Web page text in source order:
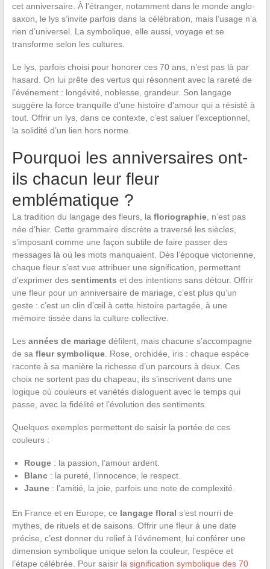
cet anniversaire. À l’étranger, notamment dans le monde anglo-
saxon, le lys s’invite parfois dans la célébration, mais l’usage n’a
rien d’universel. La symbolique, elle aussi, voyage et se
transforme selon les cultures.
Le lys, parfois choisi pour honorer ces 70 ans, n’est pas là par
hasard. On lui prête des vertus qui résonnent avec la rareté de
l’événement : longévité, noblesse, grandeur. Son langage
suggère la force tranquille d’une histoire d’amour qui a résisté à
tout. Offrir un lys, dans ce contexte, c’est saluer l’exceptionnel,
la solidité d’un lien hors norme.
Pourquoi les anniversaires ont-
ils chacun leur fleur
emblématique ?
La tradition du langage des fleurs, la floriographie, n’est pas
née d’hier. Cette grammaire discrète a traversé les siècles,
s’imposant comme une façon subtile de faire passer des
messages là où les mots manquaient. Dès l’époque victorienne,
chaque fleur s’est vue attribuer une signification, permettant
d’exprimer des sentiments et des intentions sans détour. Offrir
une fleur pour un anniversaire de mariage, c’est plus qu’un
geste : c’est un clin d’œil à cette histoire partagée, à une
mémoire tissée dans la culture collective.
Les années de mariagedéfilent, mais chacune s’accompagne
de sa fleur symbolique. Rose, orchidée, iris : chaque espèce
raconte à sa manière la richesse d’un parcours à deux. Ces
choix ne sortent pas du chapeau, ils s’inscrivent dans une
logique où couleurs et variétés dialoguent avec le temps qui
passe, avec la fidélité et l’évolution des sentiments.
Quelques exemples permettent de saisir la portée de ces
couleurs :
Rouge: la passion, l’amour ardent.
Blanc: la pureté, l’innocence, le respect.
Jaune: l’amitié, la joie, parfois une note de complexité.
En France et en Europe, ce langage floral s’est nourri de
mythes, de rituels et de saisons. Offrir une fleur à une date
précise, c’est donner du relief à l’événement, lui conférer une
dimension symbolique unique selon la couleur, l’espèce et
l’étape célébrée. Pour saisir la signification symbolique des 70